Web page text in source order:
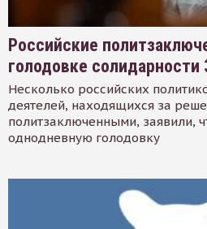
Российские
голодовке солидарности
Несколько российских
деятелей, находящихся за
политзаключенными, заявили,
однодневную голодовку